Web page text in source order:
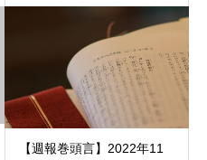
【週報巻頭言】2022年11